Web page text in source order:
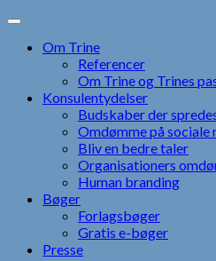
Skip
contentOm Trine
Referencer
Om Trine og Trines
Konsulentydelser
Budskaber der
Omdømme på sociale
Bliv en bedre taler
Organisationers
Human branding
Bøger
Forlagsbøger
Gratis e-bøger
Presse